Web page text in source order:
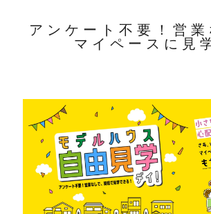
アンケート不要！営業
マイペースに見